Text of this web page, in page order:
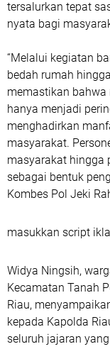
tersalurkan tepat
nyata bagi
“Melalui kegiatan
bedah rumah
memastikan
hanya menjadi
menghadirkan
masyarakat.
masyarakat hingga
sebagai bentuk
Kombes Pol Jeki
masukkan script
Widya Ningsih,
Kecamatan Tanah
Riau,
kepada Kapolda
seluruh jajaran